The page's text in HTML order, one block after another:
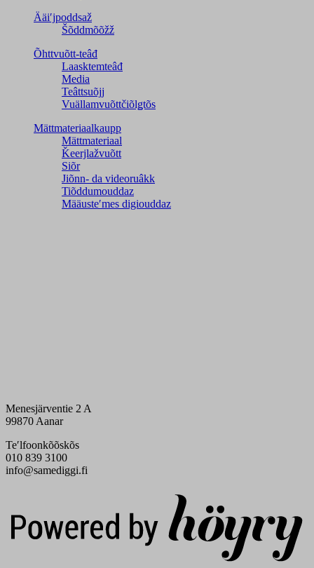
Ääiʹjpoddsaž
Šõddmõõžž
Õhttvuõtt-teâđ
Laasktemteâđ
Media
Teâttsuõjj
Vuällamvuõttčiõlǥtõs
Mättmateriaalkaupp
Mättmateriaal
Ǩeerjlažvuõtt
Siõr
Jiõnn- da videoruâkk
Tiõddumouddaz
Määusteʹmes digiouddaz
Menesjärventie 2 A
99870 Aanar
Teʹlfoonkõõskõs
010 839 3100
info@samediggi.fi